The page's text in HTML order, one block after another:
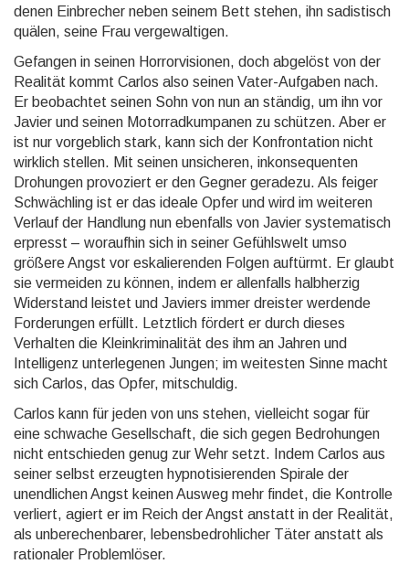
denen Einbrecher neben seinem Bett stehen, ihn sadistisch
quälen, seine Frau vergewaltigen.
Gefangen in seinen Horrorvisionen, doch abgelöst von der
Realität kommt Carlos also seinen Vater-Aufgaben nach.
Er beobachtet seinen Sohn von nun an ständig, um ihn vor
Javier und seinen Motorradkumpanen zu schützen. Aber er
ist nur vorgeblich stark, kann sich der Konfrontation nicht
wirklich stellen. Mit seinen unsicheren, inkonsequenten
Drohungen provoziert er den Gegner geradezu. Als feiger
Schwächling ist er das ideale Opfer und wird im weiteren
Verlauf der Handlung nun ebenfalls von Javier systematisch
erpresst – woraufhin sich in seiner Gefühlswelt umso
größere Angst vor eskalierenden Folgen auftürmt. Er glaubt
sie vermeiden zu können, indem er allenfalls halbherzig
Widerstand leistet und Javiers immer dreister werdende
Forderungen erfüllt. Letztlich fördert er durch dieses
Verhalten die Kleinkriminalität des ihm an Jahren und
Intelligenz unterlegenen Jungen; im weitesten Sinne macht
sich Carlos, das Opfer, mitschuldig.
Carlos kann für jeden von uns stehen, vielleicht sogar für
eine schwache Gesellschaft, die sich gegen Bedrohungen
nicht entschieden genug zur Wehr setzt. Indem Carlos aus
seiner selbst erzeugten hypnotisierenden Spirale der
unendlichen Angst keinen Ausweg mehr findet, die Kontrolle
verliert, agiert er im Reich der Angst anstatt in der Realität,
als unberechenbarer, lebensbedrohlicher Täter anstatt als
rationaler Problemlöser.